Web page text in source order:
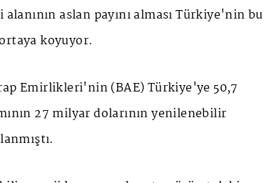
aslan payını alması Türkiye'nin bu
koyuyor.
Emirlikleri'nin (BAE) Türkiye'ye 50,7
27 milyar dolarının yenilenebilir